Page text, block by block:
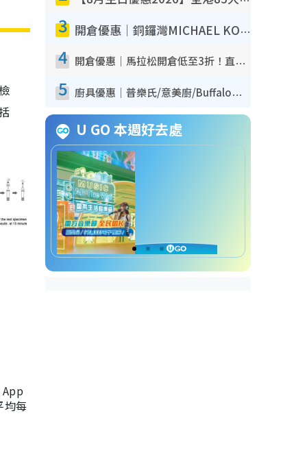
均每
3 開倉優惠｜銅鑼灣MICHAEL KORS開倉低至17折！直擊$500起買手袋/銀包/鞋款 必買經典Jet Set系列
4 開倉優惠｜馬拉松開倉低至3折！直擊$99起買adidas／New Balance／Puma鞋款 STANLEY保溫杯劈價至$119起
5 廚具優惠｜普樂氏/意美廚/Buffalo廚具低至3折！$89起買煎鍋／炒鑊／個人鍋 同場小家電激減至$99起
U GO 本週好去處